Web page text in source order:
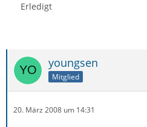
Erledigt
youngsen
Mitglied
20. März 2008 um 14:31